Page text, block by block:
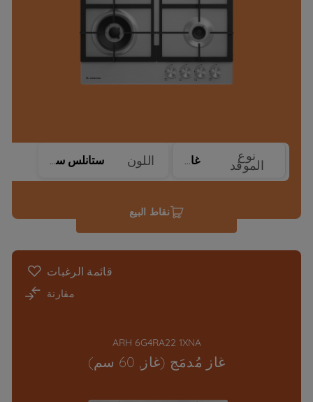
نوع
الموقد غاز اللون ستانلس ستيل
نقاط البيع
قائمة الرغبات
مقارنة
ARH 6G4RA22 1XNA
غاز مُدمَج (غاز, 60 سم)